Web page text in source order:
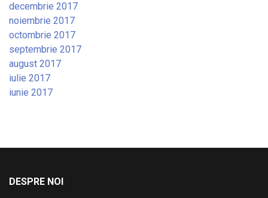
decembrie 2017
noiembrie 2017
octombrie 2017
septembrie 2017
august 2017
iulie 2017
iunie 2017
DESPRE NOI